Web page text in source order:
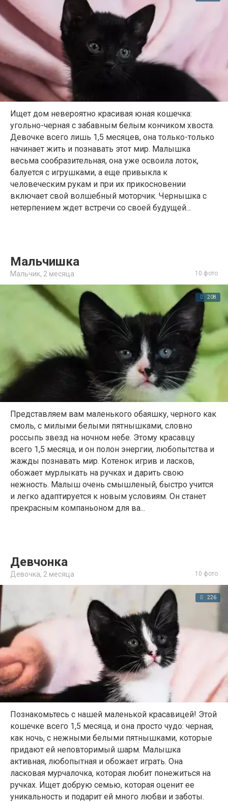
Ищет дом невероятно красивая юная кошечка:
угольно-черная с забавным белым кончиком хвоста.
Девочке всего лишь 1,5 месяцев, она только-только
начинает жить и познавать этот мир. Малышка
весьма сообразительная, она уже освоила лоток,
балуется с игрушками, а еще привыкла к
человеческим рукам и при их прикосновении
включает свой волшебный моторчик. Чернышка с
нетерпением ждет встречи со своей будущей...
Мальчишка
Мальчик, 2 месяца 10 фото
208
Представляем вам маленького обаяшку, черного как
смоль, с милыми белыми пятнышками, словно
россыпь звезд на ночном небе. Этому красавцу
всего 1,5 месяца, и он полон энергии, любопытства и
жажды познавать мир. Котенок игрив и ласков,
обожает мурлыкать на ручках и дарить свою
нежность. Малыш очень смышленый, быстро учится
и легко адаптируется к новым условиям. Он станет
прекрасным компаньоном для ва...
Девчонка
Девочка, 2 месяца 10 фото
226
Познакомьтесь с нашей маленькой красавицей! Этой
кошечке всего 1,5 месяца, и она просто чудо: черная,
как ночь, с нежными белыми пятнышками, которые
придают ей неповторимый шарм. Малышка
активная, любопытная и обожает играть. Она
ласковая мурчалочка, которая любит понежиться на
ручках. Ищет добрую семью, которая оценит ее
уникальность и подарит ей много любви и заботы.